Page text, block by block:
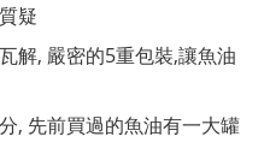
疑
解, 嚴密的5重包裝,讓魚油
, 先前買過的魚油有一大罐